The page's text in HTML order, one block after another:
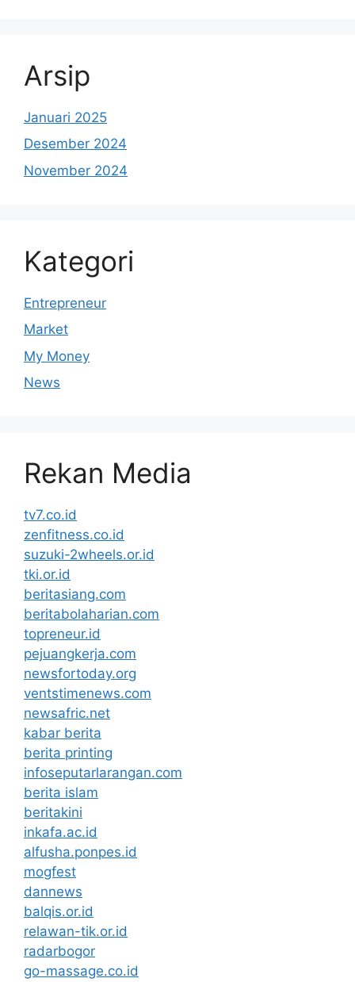
Arsip
Januari 2025
Desember 2024
November 2024
Kategori
Entrepreneur
Market
My Money
News
Rekan Media
tv7.co.id
zenfitness.co.id
suzuki-2wheels.or.id
tki.or.id
beritasiang.com
beritabolaharian.com
topreneur.id
pejuangkerja.com
newsfortoday.org
ventstimenews.com
newsafric.net
kabar berita
berita printing
infoseputarlarangan.com
berita islam
beritakini
inkafa.ac.id
alfusha.ponpes.id
mogfest
dannews
balqis.or.id
relawan-tik.or.id
radarbogor
go-massage.co.id